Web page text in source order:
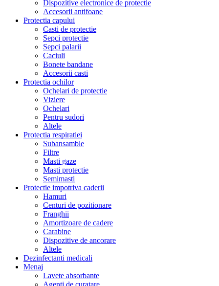
Dispozitive electronice de protectie
Accesorii antifoane
Protectia capului
Casti de protectie
Sepci protectie
Sepci palarii
Caciuli
Bonete bandane
Accesorii casti
Protectia ochilor
Ochelari de protectie
Viziere
Ochelari
Pentru sudori
Altele
Protectia respiratiei
Subansamble
Filtre
Masti gaze
Masti protectie
Semimasti
Protectie impotriva caderii
Hamuri
Centuri de pozitionare
Franghii
Amortizoare de cadere
Carabine
Dispozitive de ancorare
Altele
Dezinfectanti medicali
Menaj
Lavete absorbante